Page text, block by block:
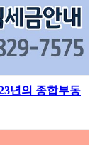
년의 종합부동